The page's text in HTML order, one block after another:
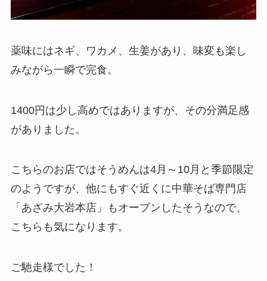
薬味にはネギ、ワカメ、生姜があり、味変も楽し
みながら一瞬で完食。
1400円は少し高めではありますが、その分満足感
がありました。
こちらのお店ではそうめんは4月～10月と季節限定
のようですが、他にもすぐ近くに中華そば専門店
「あざみ大岩本店」もオープンしたそうなので、
こちらも気になります。
ご馳走様でした！